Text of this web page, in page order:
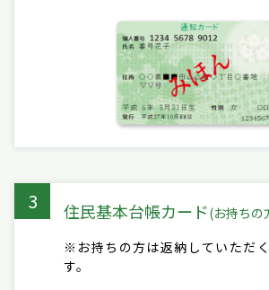
3 住民基本台帳カード(お持ちの
※お持ちの⽅は返納していただ
す。